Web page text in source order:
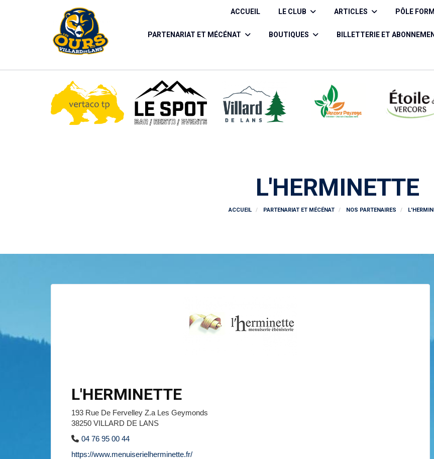
ACCUEIL LE CLUB ARTICLES PÔLE
PARTENARIAT ET MÉCÉNAT BOUTIQUES BILLETTERIE ET
L'HERMINETTE
ACCUEIL PARTENARIAT ET MÉCÉNAT NOS PARTENAIRES
L'HERMINETTE
193 Rue De Fervelley Z.a Les Geymonds
38250 VILLARD DE LANS
04 76 95 00 44
https://www.menuiserielherminette.fr/
Panneau de gestion des cookies